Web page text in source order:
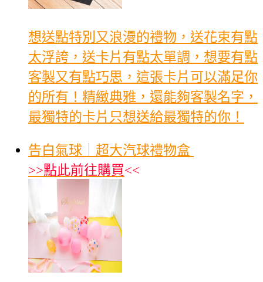
想送點特別又浪漫的禮物，送花束有點
太浮誇，送卡片有點太單調，想要有點
客製又有點巧思，這張卡片可以滿足你
的所有！精緻典雅，還能夠客製名字，
最獨特的卡片只想送給最獨特的你！
告白氣球｜超大汽球禮物盒
>>點此前往購買<<